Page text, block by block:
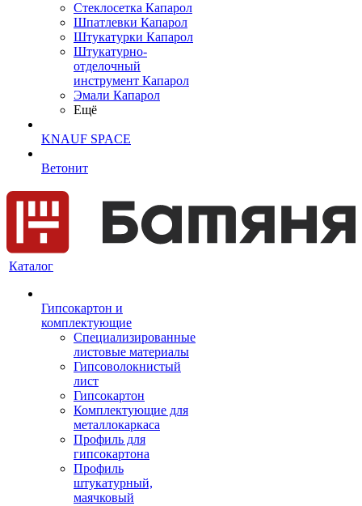
Cтеклосетка Капарол
Шпатлевки Капарол
Штукатурки Капарол
Штукатурно-
отделочный
инструмент Капарол
Эмали Капарол
Ещё
KNAUF SPACE
Ветонит
Каталог
Гипсокартон и
комплектующие
Специализированные
листовые материалы
Гипсоволокнистый
лист
Гипсокартон
Комплектующие для
металлокаркаса
Профиль для
гипсокартона
Профиль
штукатурный,
маячковый